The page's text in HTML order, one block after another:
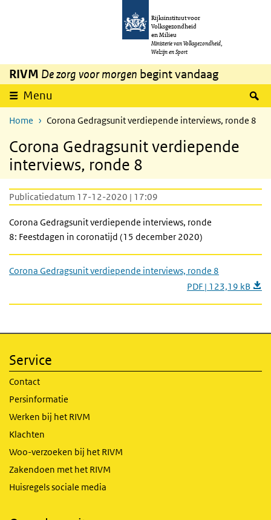
Overslaan en naar de inhoud gaan
Rijksinstituut voor
Volksgezondheid
en Milieu
Ministerie van Volksgezondheid,
Welzijn en Sport
RIVM De zorg voor morgen begint vandaag
Menu
Home Corona Gedragsunit verdiepende interviews, ronde 8
Corona Gedragsunit verdiepende
interviews, ronde 8
Publicatiedatum 17-12-2020 | 17:09
Corona Gedragsunit verdiepende interviews, ronde
8: Feestdagen in coronatijd (15 december 2020)
Corona Gedragsunit verdiepende interviews, ronde 8
PDF | 123,19 kB
Service
Contact
Persinformatie
Werken bij het RIVM
Klachten
Woo-verzoeken bij het RIVM
Zakendoen met het RIVM
Huisregels sociale media